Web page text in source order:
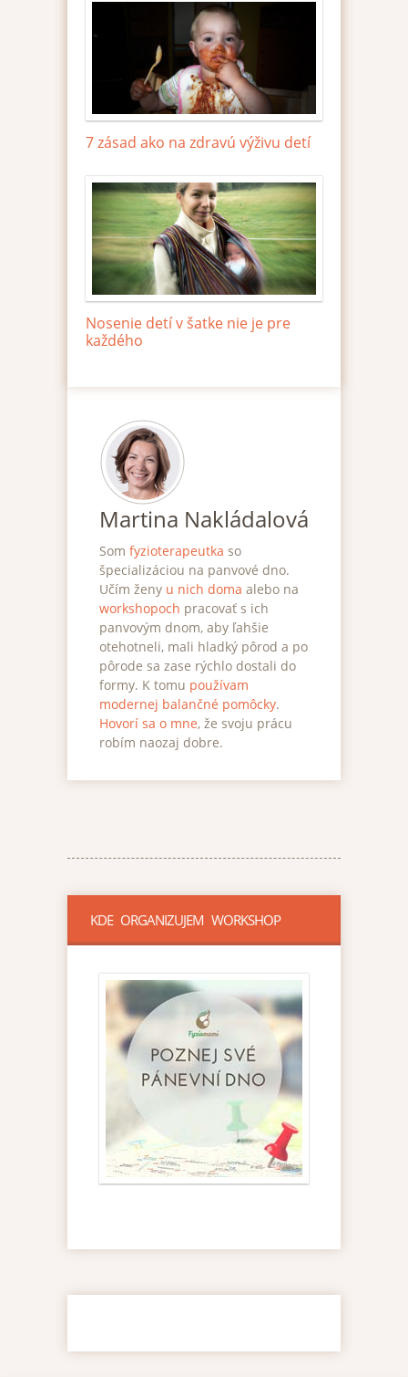
7 zásad ako na zdravú výživu detí
Nosenie detí v šatke nie je pre
každého
Martina Nakládalová
Som fyzioterapeutka so
špecializáciou na panvové dno.
Učím ženy u nich doma alebo na
workshopoch pracovať s ich
panvovým dnom, aby ľahšie
otehotneli, mali hladký pôrod a po
pôrode sa zase rýchlo dostali do
formy. K tomu používam
modernej balančné pomôcky.
Hovorí sa o mne, že svoju prácu
robím naozaj dobre.
KDE ORGANIZUJEM WORKSHOP